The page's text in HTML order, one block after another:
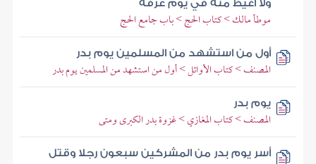
ولا أغيظ منه في يوم عرفة
موطأ مالك > كتاب الحج > باب جامع الحج
أول من استشهد من المسلمين يوم بدر
المصنف > كتاب الأوائل > أول من استشهد من المسلمين يوم بدر
يوم بدر
المصنف > كتاب المغازي > غزوة بدر الكبرى ومتى
أسر يوم بدر من المشركين سبعون رجلا وقتل